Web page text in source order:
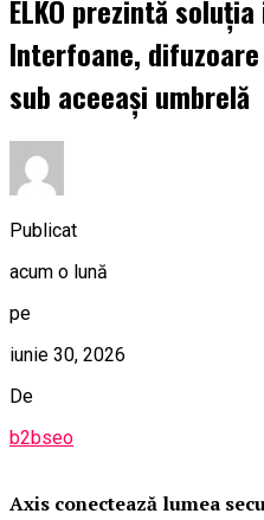
ELKO prezintă
Interfoane,
sub aceeași umbrelă
Publicat
acum o lună
pe
iunie 30, 2026
De
b2bseo
Axis conectează lumea